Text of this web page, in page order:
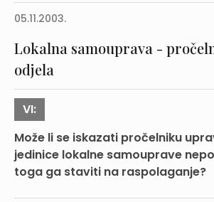
05.11.2003.
Lokalna samouprava -
odjela
VI:
Može li se iskazati pročelniku
jedinice lokalne samouprave
toga ga staviti na raspolaganje?